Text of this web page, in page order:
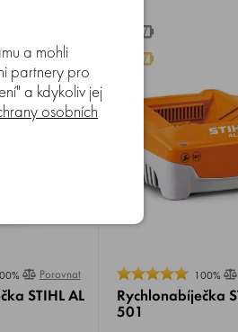
Porovnat
STIHL AL
100%
Rychlonabíječka
501
a mohli
partnery pro
a kdykoliv jej
osobních